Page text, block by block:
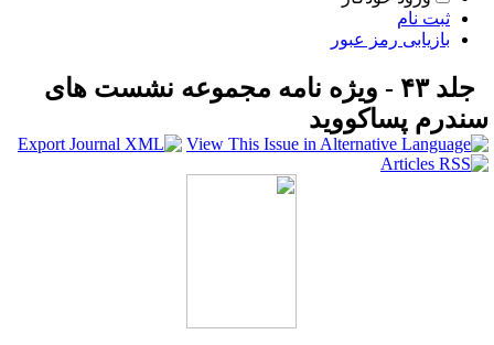
ثبت نام
بازیابی رمز عبور
جلد ۴۳ - ویژه نامه مجموعه نشست های
پساکووید